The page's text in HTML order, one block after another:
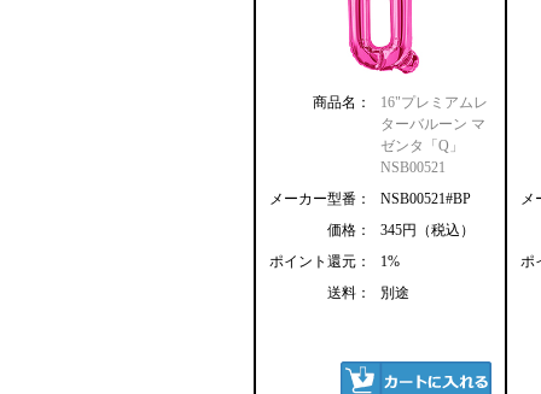
商品名：
16"プレミアムレ
ターバルーン マ
ゼンタ「Q」
NSB00521
メーカー型番：
NSB00521#BP
価格：
345円（税込）
ポイント還元：
1%
送料：
別途
メ
ポ